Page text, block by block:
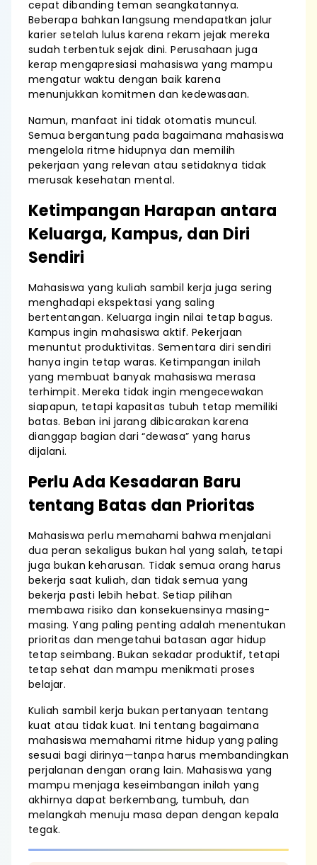
cepat dibanding teman seangkatannya.
Beberapa bahkan langsung mendapatkan jalur
karier setelah lulus karena rekam jejak mereka
sudah terbentuk sejak dini. Perusahaan juga
kerap mengapresiasi mahasiswa yang mampu
mengatur waktu dengan baik karena
menunjukkan komitmen dan kedewasaan.
Namun, manfaat ini tidak otomatis muncul.
Semua bergantung pada bagaimana mahasiswa
mengelola ritme hidupnya dan memilih
pekerjaan yang relevan atau setidaknya tidak
merusak kesehatan mental.
Ketimpangan Harapan antara
Keluarga, Kampus, dan Diri
Sendiri
Mahasiswa yang kuliah sambil kerja juga sering
menghadapi ekspektasi yang saling
bertentangan. Keluarga ingin nilai tetap bagus.
Kampus ingin mahasiswa aktif. Pekerjaan
menuntut produktivitas. Sementara diri sendiri
hanya ingin tetap waras. Ketimpangan inilah
yang membuat banyak mahasiswa merasa
terhimpit. Mereka tidak ingin mengecewakan
siapapun, tetapi kapasitas tubuh tetap memiliki
batas. Beban ini jarang dibicarakan karena
dianggap bagian dari “dewasa” yang harus
dijalani.
Perlu Ada Kesadaran Baru
tentang Batas dan Prioritas
Mahasiswa perlu memahami bahwa menjalani
dua peran sekaligus bukan hal yang salah, tetapi
juga bukan keharusan. Tidak semua orang harus
bekerja saat kuliah, dan tidak semua yang
bekerja pasti lebih hebat. Setiap pilihan
membawa risiko dan konsekuensinya masing-
masing. Yang paling penting adalah menentukan
prioritas dan mengetahui batasan agar hidup
tetap seimbang. Bukan sekadar produktif, tetapi
tetap sehat dan mampu menikmati proses
belajar.
Kuliah sambil kerja bukan pertanyaan tentang
kuat atau tidak kuat. Ini tentang bagaimana
mahasiswa memahami ritme hidup yang paling
sesuai bagi dirinya—tanpa harus membandingkan
perjalanan dengan orang lain. Mahasiswa yang
mampu menjaga keseimbangan inilah yang
akhirnya dapat berkembang, tumbuh, dan
melangkah menuju masa depan dengan kepala
tegak.